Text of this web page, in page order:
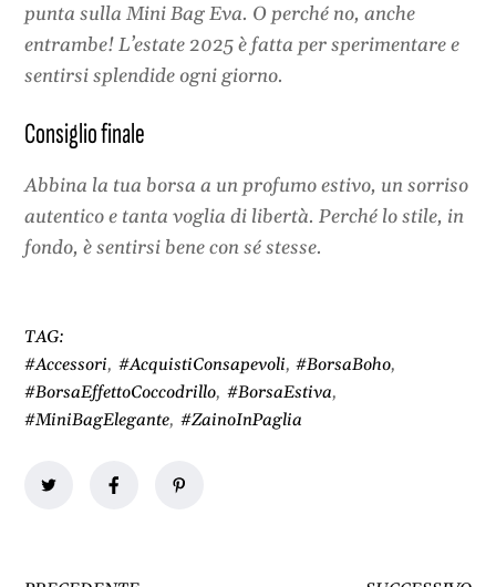
punta sulla Mini Bag Eva. O perché no, anche
entrambe! L’estate 2025 è fatta per sperimentare e
sentirsi splendide ogni giorno.
Consiglio finale
Abbina la tua borsa a un profumo estivo, un sorriso
autentico e tanta voglia di libertà. Perché lo stile, in
fondo, è sentirsi bene con sé stesse.
TAG:
#Accessori, #AcquistiConsapevoli, #BorsaBoho,
#BorsaEffettoCoccodrillo, #BorsaEstiva,
#MiniBagElegante, #ZainoInPaglia